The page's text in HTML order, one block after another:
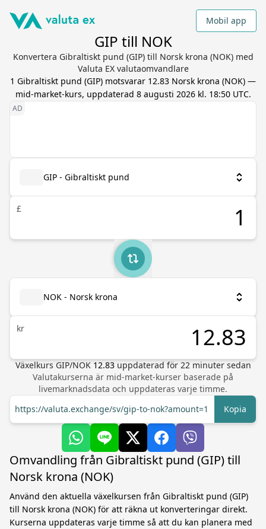
Mobil app
GIP till NOK
Konvertera Gibraltiskt pund (GIP) till Norsk krona (NOK) med
Valuta EX valutaomvandlare
1 Gibraltiskt pund (GIP) motsvarar 12.83 Norsk krona (NOK) —
mid-market-kurs, uppdaterad 8 augusti 2026 kl. 18:50 UTC.
GIP - Gibraltiskt pund
£
NOK - Norsk krona
kr
Växelkurs GIP/NOK 12.83 uppdaterad för 22minuter sedan
Valutakurserna är mid-market-kurser baserade på
livemarknadsdata och uppdateras varje timme.
https://valuta.exchange/sv/gip-to-nok?amount=1
Kopia
Omvandling från Gibraltiskt pund (GIP) till
Norsk krona (NOK)
Använd den aktuella växelkursen från Gibraltiskt pund (GIP)
till Norsk krona (NOK) för att räkna ut konverteringar direkt.
Kurserna uppdateras varje timme så att du kan planera med